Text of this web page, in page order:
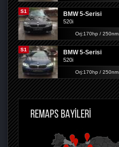
S1 BMW 5-Serisi
520i
Orj:170hp / 250nm
S1 BMW 5-Serisi
520i
Orj:170hp / 250nm
REMAPS BAYİLERİ